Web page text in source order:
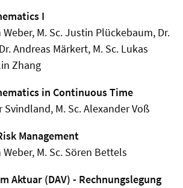
I
Weber, M. Sc. Justin Plückebaum, Dr.
Andreas Märkert, M. Sc. Lukas
Zhang
in Continuous Time
Svindland, M. Sc. Alexander Voß
Management
Weber, M. Sc. Sören Bettels
Aktuar (DAV) - Rechnungslegung